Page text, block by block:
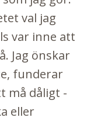
val jag
var inne att
Jag önskar
funderar
må dåligt -
eller